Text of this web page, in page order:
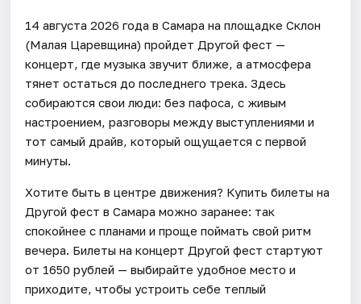
14 августа 2026 года в Самара на площадке Склон
(Малая Царевщина) пройдет Другой фест —
концерт, где музыка звучит ближе, а атмосфера
тянет остаться до последнего трека. Здесь
собираются свои люди: без пафоса, с живым
настроением, разговоры между выступлениями и
тот самый драйв, который ощущается с первой
минуты.
Хотите быть в центре движения? Купить билеты на
Другой фест в Самара можно заранее: так
спокойнее с планами и проще поймать свой ритм
вечера. Билеты на концерт Другой фест стартуют
от 1650 рублей — выбирайте удобное место и
приходите, чтобы устроить себе теплый